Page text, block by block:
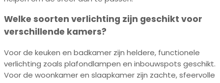
Welke soorten verlichting zijn geschikt voor
verschillende kamers?
Voor de keuken en badkamer zijn heldere, functionele
verlichting zoals plafondlampen en inbouwspots geschikt.
Voor de woonkamer en slaapkamer zijn zachte, sfeervolle